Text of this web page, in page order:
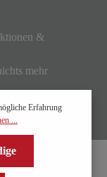
&
mehr
Erfahrung
...